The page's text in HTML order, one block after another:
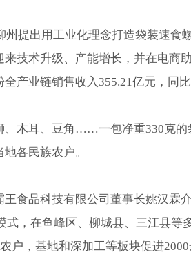
州提出用工业化理念打造袋装速食
来技术升级、产能增长，并在电商
产业链销售收入355.21亿元，同比
、木耳、豆角……一包净重330克的
各民族农户。
王食品科技有限公司董事长姚汉霖
式，在鱼峰区、柳城县、三江县等
户，基地和深加工等板块促进